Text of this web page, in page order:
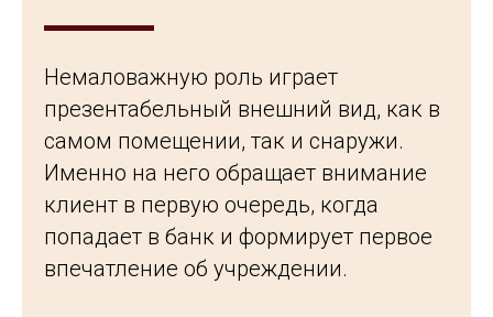
Немаловажную роль играет
презентабельный внешний вид, как в
самом помещении, так и снаружи.
Именно на него обращает внимание
клиент в первую очередь, когда
попадает в банк и формирует первое
впечатление об учреждении.